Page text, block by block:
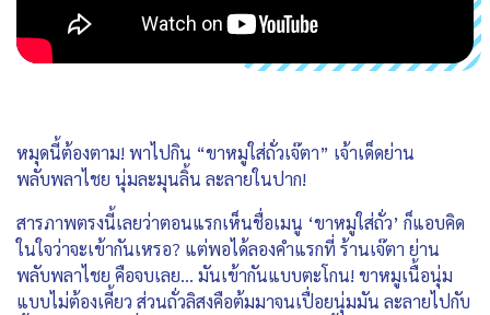
หมุดนี้ต้องตาม! พาไปกิน “ขาหมูใส่ถั่วเจ๊ตา” เจ้าเด็ดย่าน
พลับพลาไชย นุ่มละมุนลิ้น ละลายในปาก!
สารภาพตรงนี้เลยว่าตอนแรกเห็นชื่อเมนู ‘ขาหมูใส่ถั่ว’ ก็แอบคิด
ในใจว่าจะเข้ากันเหรอ? แต่พอได้ลองคำแรกที่ ร้านเจ๊ตา ย่าน
พลับพลาไชย คือจบเลย… มันเข้ากันแบบตะโกน! ขาหมูเนื้อนุ่ม
แบบไม่ต้องเคี้ยว ส่วนถั่วลิสงคือต้มมาจนเปื่อยนุ่มมัน ละลายไปกับ